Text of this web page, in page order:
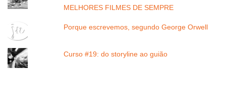
MELHORES FILMES DE SEMPRE
Porque escrevemos, segundo George Orwell
Curso #19: do storyline ao guião